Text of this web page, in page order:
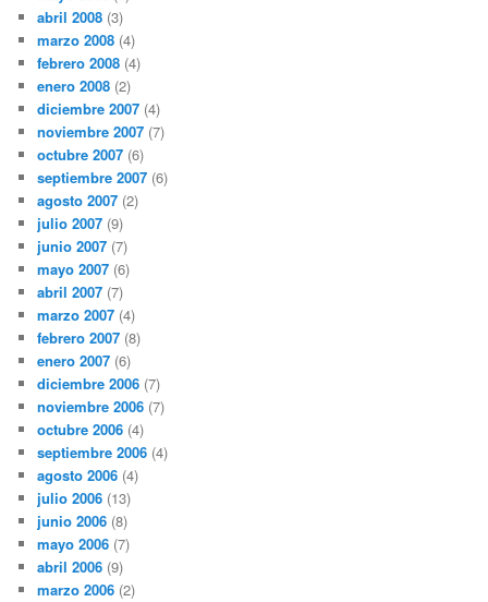
abril 2008 (3)
marzo 2008 (4)
febrero 2008 (4)
enero 2008 (2)
diciembre 2007 (4)
noviembre 2007 (7)
octubre 2007 (6)
septiembre 2007 (6)
agosto 2007 (2)
julio 2007 (9)
junio 2007 (7)
mayo 2007 (6)
abril 2007 (7)
marzo 2007 (4)
febrero 2007 (8)
enero 2007 (6)
diciembre 2006 (7)
noviembre 2006 (7)
octubre 2006 (4)
septiembre 2006 (4)
agosto 2006 (4)
julio 2006 (13)
junio 2006 (8)
mayo 2006 (7)
abril 2006 (9)
marzo 2006 (2)